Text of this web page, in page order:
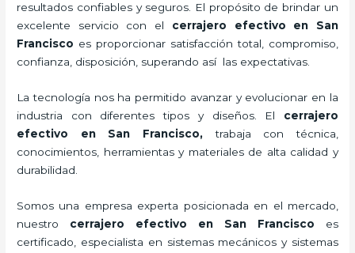
resultados confiables y seguros. El propósito de brindar un
excelente servicio con el cerrajero efectivo en San
Francisco es proporcionar satisfacción total, compromiso,
confianza, disposición, superando así las expectativas.
La tecnología nos ha permitido avanzar y evolucionar en la
industria con diferentes tipos y diseños. El cerrajero
efectivo en San Francisco,trabaja con técnica,
conocimientos, herramientas y materiales de alta calidad y
durabilidad.
Somos una empresa experta posicionada en el mercado,
nuestro cerrajero efectivo en San Francisco es
certificado, especialista en sistemas mecánicos y sistemas